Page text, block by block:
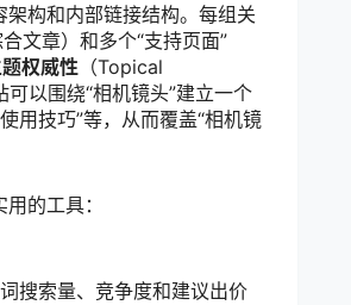
构和内部链接结构。每组关
文章）和多个“支持页面”
权威性 （Topical
以围绕“相机镜头”建立一个
用技巧”等，从而覆盖“相机镜
的工具：
搜索量、竞争度和建议出价